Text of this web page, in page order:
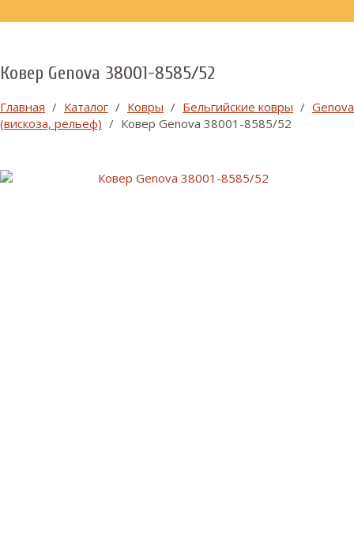
Ковер Genova 38001-8585/52
Главная / Каталог / Ковры / Бельгийские ковры / Genova
(вискоза, рельеф) / Ковер Genova 38001-8585/52